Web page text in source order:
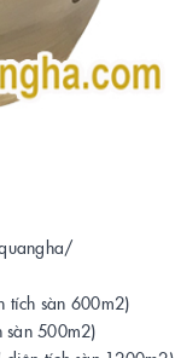
tích sàn 600m2)
sàn 500m2)